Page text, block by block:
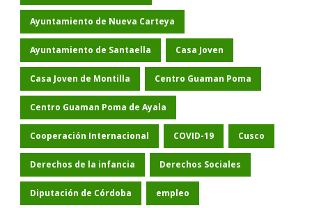
Ayuntamiento de Nueva Carteya
Ayuntamiento de Santaella Casa Joven
Casa Joven de Montilla Centro Guaman Poma
Centro Guaman Poma de Ayala
Cooperación Internacional COVID-19 Cusco
Derechos de la infancia Derechos Sociales
Diputación de Córdoba empleo